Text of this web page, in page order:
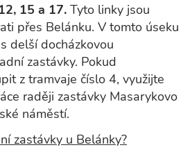
15 a 17. Tyto linky jsou
přes Belánku. V tomto úseku
delší docházkovou
zastávky. Pokud
z tramvaje číslo 4, využijte
raději zastávky Masarykovo
náměstí.
zastávky u Belánky?